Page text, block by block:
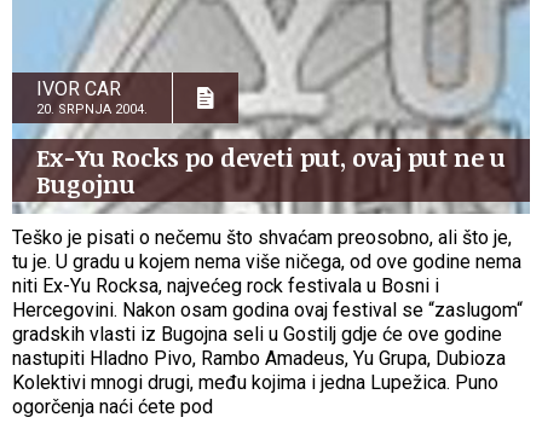
IVOR CAR
20. SRPNJA 2004.
Ex-Yu Rocks po deveti put, ovaj put ne u
Bugojnu
Teško je pisati o nečemu što shvaćam preosobno, ali što je,
tu je. U gradu u kojem nema više ničega, od ove godine nema
niti Ex-Yu Rocksa, najvećeg rock festivala u Bosni i
Hercegovini. Nakon osam godina ovaj festival se “zaslugom“
gradskih vlasti iz Bugojna seli u Gostilj gdje će ove godine
nastupiti Hladno Pivo, Rambo Amadeus, Yu Grupa, Dubioza
Kolektivi mnogi drugi, među kojima i jedna Lupežica. Puno
ogorčenja naći ćete pod